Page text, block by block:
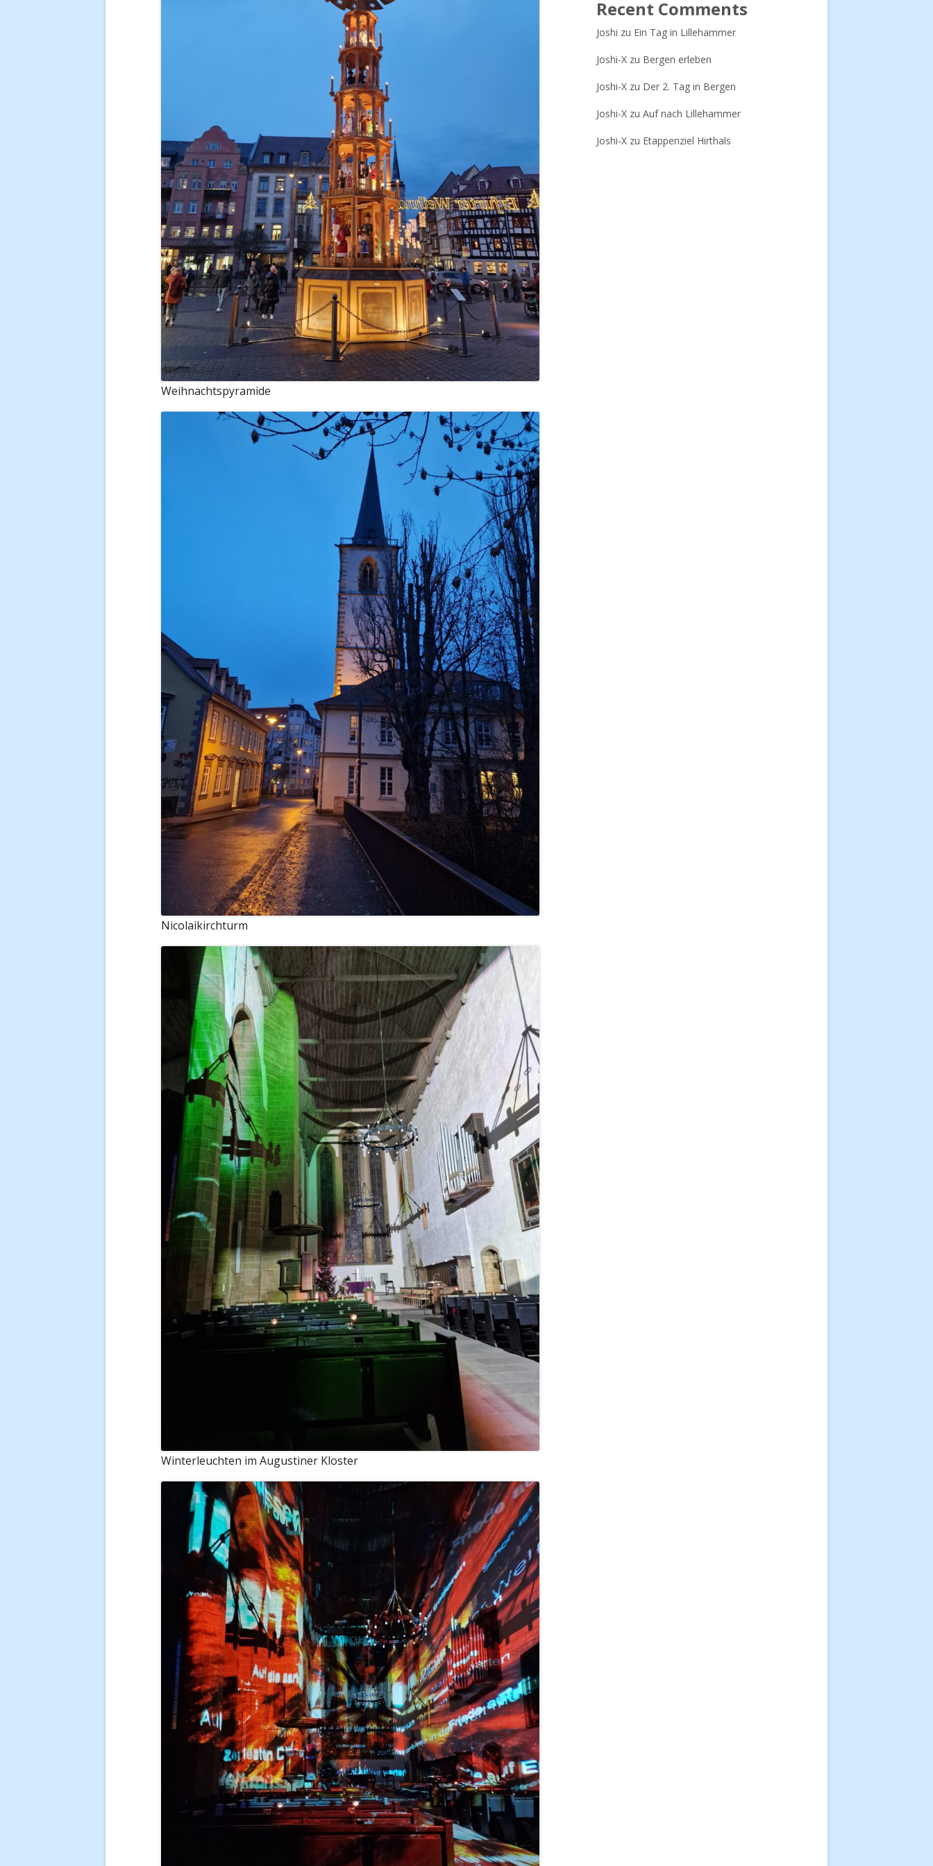
Weihnachtspyramide
Nicolaikirchturm
Winterleuchten im Augustiner Kloster
Recent Comments
Joshi zu Ein Tag in Lillehammer
Joshi-X zu Bergen erleben
Joshi-X zu Der 2. Tag in Bergen
Joshi-X zuAuf nach Lillehammer
Joshi-X zu Etappenziel Hirthals